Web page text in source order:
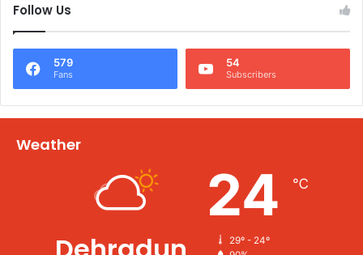
Follow Us
579
Fans
54
Subscribers
Weather
24 ℃
29º - 24º